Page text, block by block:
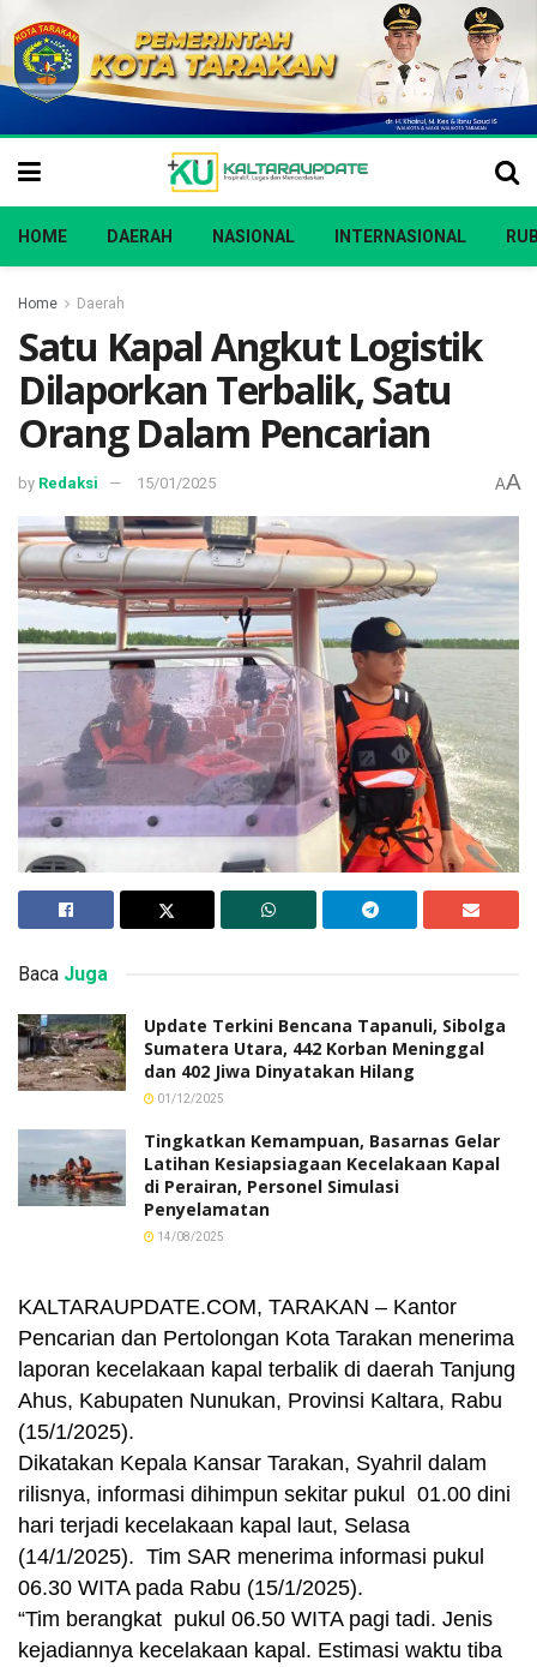
HOME DAERAH NASIONAL INTERNASIONAL
Home Daerah
Satu Kapal Angkut Logistik
Dilaporkan Terbalik, Satu
Orang Dalam Pencarian
by Redaksi 15/01/2025 AA
Baca Juga
Update Terkini Bencana Tapanuli, Sibolga
Sumatera Utara, 442 Korban Meninggal
dan 402 Jiwa Dinyatakan Hilang
01/12/2025
Tingkatkan Kemampuan, Basarnas Gelar
Latihan Kesiapsiagaan Kecelakaan Kapal
di Perairan, Personel Simulasi
Penyelamatan
14/08/2025
KALTARAUPDATE.COM, TARAKAN – Kantor
Pencarian dan Pertolongan Kota Tarakan menerima
laporan kecelakaan kapal terbalik di daerah Tanjung
Ahus, Kabupaten Nunukan, Provinsi Kaltara, Rabu
(15/1/2025).
Dikatakan Kepala Kansar Tarakan, Syahril dalam
rilisnya, informasi dihimpun sekitar pukul 01.00 dini
hari terjadi kecelakaan kapal laut, Selasa
(14/1/2025). Tim SAR menerima informasi pukul
06.30 WITA pada Rabu (15/1/2025).
“Tim berangkat pukul 06.50 WITA pagi tadi. Jenis
kejadiannya kecelakaan kapal. Estimasi waktu tiba